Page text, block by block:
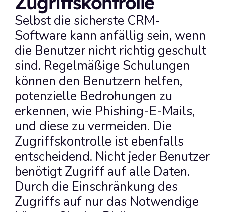
Selbst die sicherste CRM-
Software kann anfällig sein, wenn
die Benutzer nicht richtig geschult
sind. Regelmäßige Schulungen
können den Benutzern helfen,
potenzielle Bedrohungen zu
erkennen, wie Phishing-E-Mails,
und diese zu vermeiden. Die
Zugriffskontrolle ist ebenfalls
entscheidend. Nicht jeder Benutzer
benötigt Zugriff auf alle Daten.
Durch die Einschränkung des
Zugriffs auf nur das Notwendige